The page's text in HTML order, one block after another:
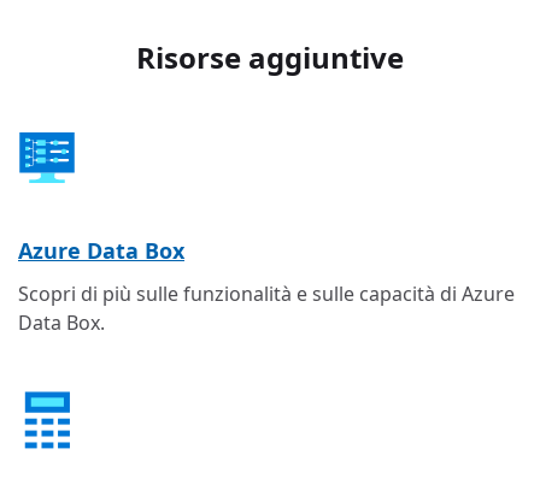
Risorse aggiuntive
Azure Data Box
Scopri di più sulle funzionalità e sulle capacità di Azure
Data Box.